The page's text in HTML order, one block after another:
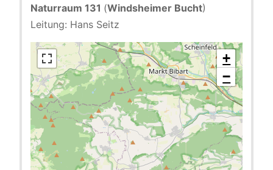
Naturraum 131 (Windsheimer Bucht)
Leitung: Hans Seitz
+
−